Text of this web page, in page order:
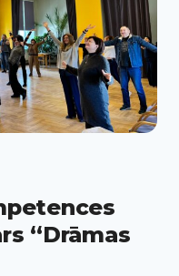
“Drāmas